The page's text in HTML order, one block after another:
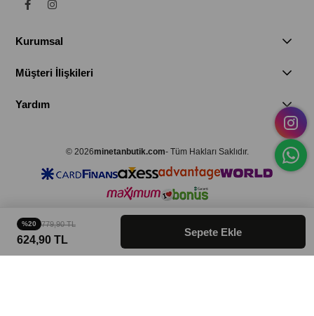
%20 779,90 TL
624,90 TL
Kurumsal
Müşteri İlişkileri
Yardım
© 2026minetanbutik.com- Tüm Hakları Saklıdır.